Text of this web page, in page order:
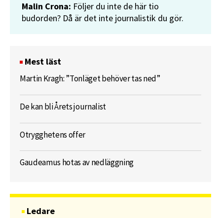
Malin Crona: Följer du inte de här tio
budorden? Då är det inte journalistik du gör.
Mest läst
Martin Kragh: ”Tonläget behöver tas ned”
De kan bli Årets journalist
Otrygghetens offer
Gaudeamus hotas av nedläggning
Ledare